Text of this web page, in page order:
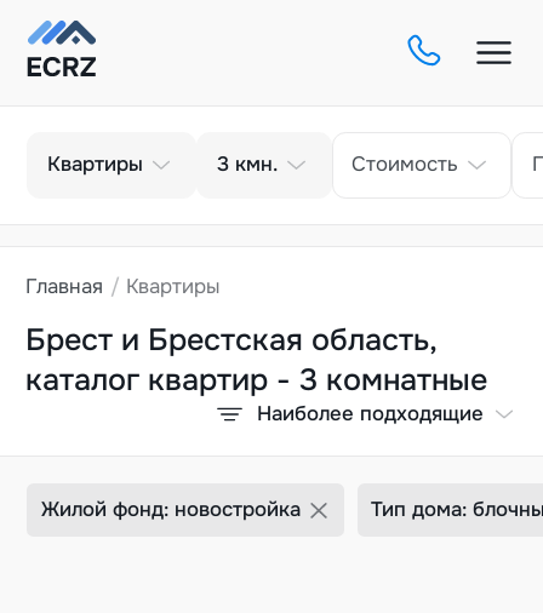
Тип
Квартиры Кол-во комнат
3 кмн. Стоимость
Главная Квартиры
Брест и Брестская область,
каталог квартир - 3 комнатные
Наиболее подходящие
Жилой фонд: новостройка Тип дома: